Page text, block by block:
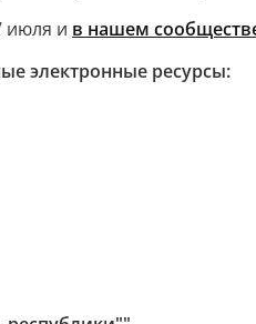
июля и в нашем
электронные ресурсы: